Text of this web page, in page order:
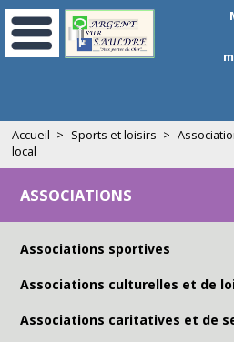
Aller au contenu principal
Accueil > Sports et loisirs >
local
ASSOCIATIONS
Associations sportives
Associations culturelles et de
Associations caritatives et de